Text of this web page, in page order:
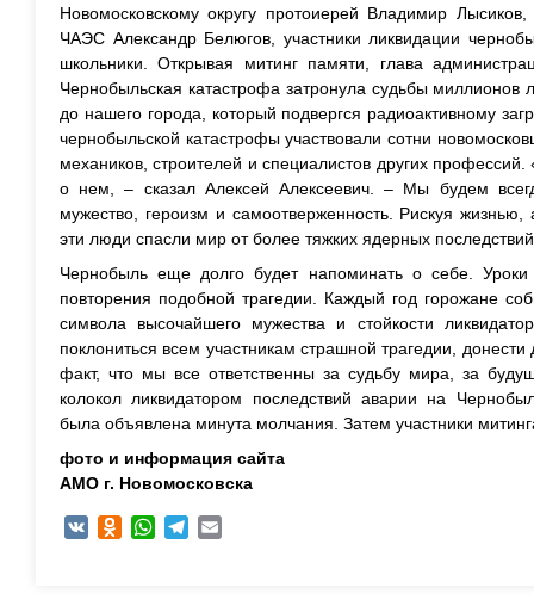
Новомосковскому округу протоиерей Владимир
ЧАЭС Александр Белюгов, участники ликвидации
школьники. Открывая митинг памяти, глава
Чернобыльская катастрофа затронула судьбы
до нашего города, который подвергся радиоактивному
чернобыльс­кой катастрофы участвовали сотни
механиков, строителей и специалистов других
о нем, – сказал Алексей Алексеевич. – Мы будем
мужество, героизм и самоотверженность. Рискуя
эти люди спасли мир от более тяжких ядерных
Чернобыль еще долго будет напоминать о себе. Уроки
повторения подобной трагедии. Каждый год горожане
символа высочайшего мужества и стойкости
поклониться всем участникам страшной трагедии,
факт, что мы все ответственны за судьбу мира, за
колокол ликвидатором последствий аварии на
была объявлена минута молчания. Затем участники
фото и информация сайта
АМО г. Новомосковска
VK Odnoklassniki
WhatsAppTelegram